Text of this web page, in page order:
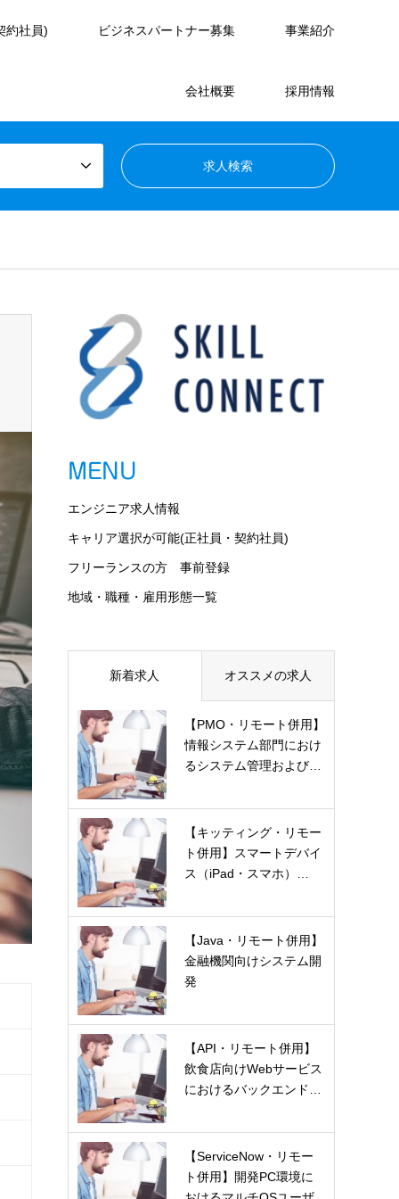
約社員) ビジネスパートナー募集 事業紹介
会社概要 採用情報
MENU
エンジニア求人情報
キャリア選択が可能(正社員・契約社員)
フリーランスの方 事前登録
地域・職種・雇用形態一覧
新着求人 オススメの求人
【PMO・リモート併用】
情報システム部門におけ
るシステム管理および…
【キッティング・リモー
ト併用】スマートデバイ
ス（iPad・スマホ）…
【Java・リモート併用】
金融機関向けシステム開
発
【API・リモート併用】
飲食店向けWebサービス
におけるバックエンド…
【ServiceNow・リモー
ト併用】開発PC環境に